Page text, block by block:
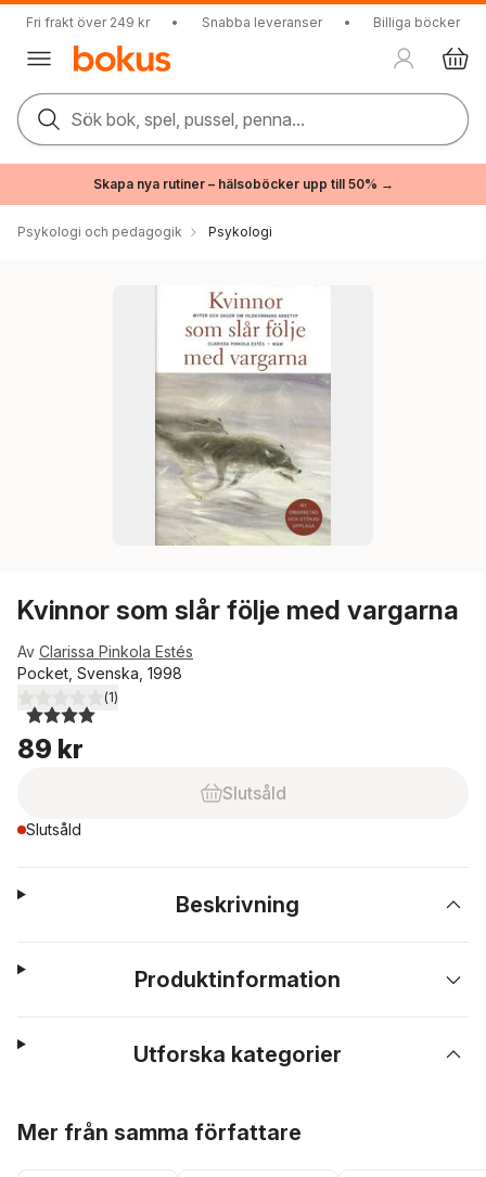
Fri frakt över 249 kr • Snabba leveranser • Billiga böcker
Sök bok, spel, pussel, penna...
Skapa nya rutiner – hälsoböcker upp till 50% →
Psykologi och pedagogik Psykologi
Kvinnor som slår följe med vargarna
Av Clarissa Pinkola Estés
Pocket, Svenska, 1998
4,0utav 5 stjärnor. Totalt antal röster:
(1)
89 kr
Slutsåld
Slutsåld
Beskrivning
Produktinformation
Utforska kategorier
Mer från samma författare